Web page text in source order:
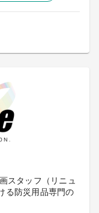
スタッフ（リニュ
る防災用品専門の